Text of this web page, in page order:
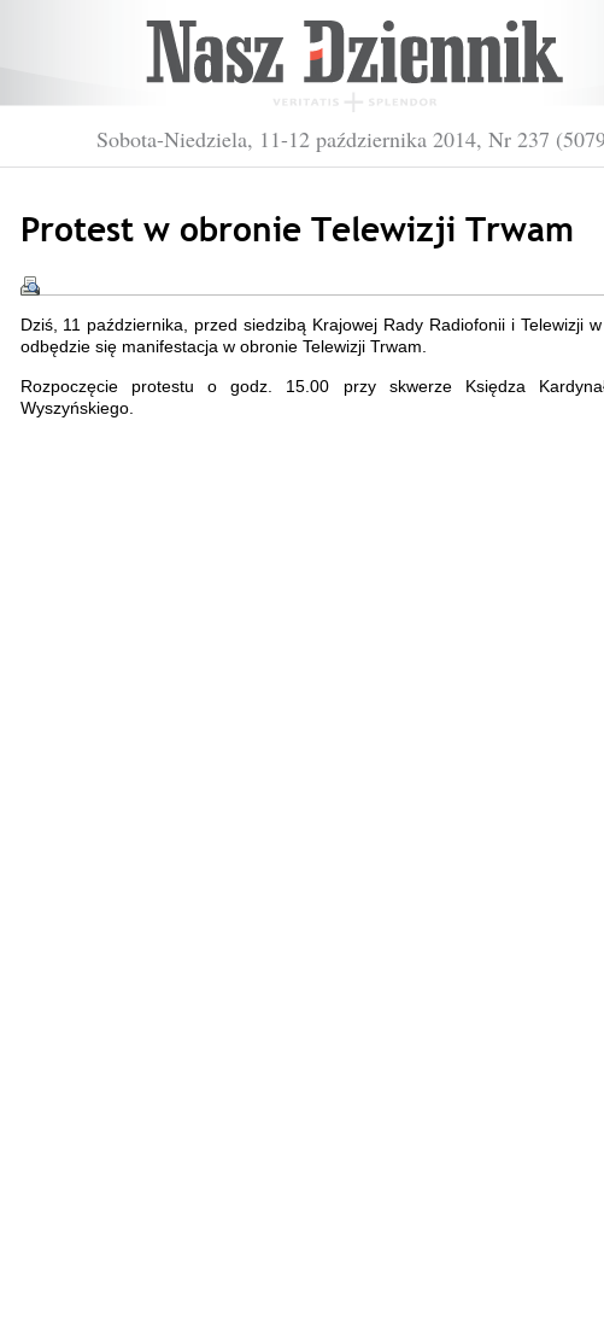
Sobota-Niedziela, 11-12 października 2014, Nr 237
Protest w obronie Telewizji Trwam
Dziś, 11 października, przed siedzibą Krajowej Rady Radiofonii i Telewizji
odbędzie się manifestacja w obronie Telewizji Trwam.
Rozpoczęcie protestu o godz. 15.00 przy skwerze Księdza
Wyszyńskiego.